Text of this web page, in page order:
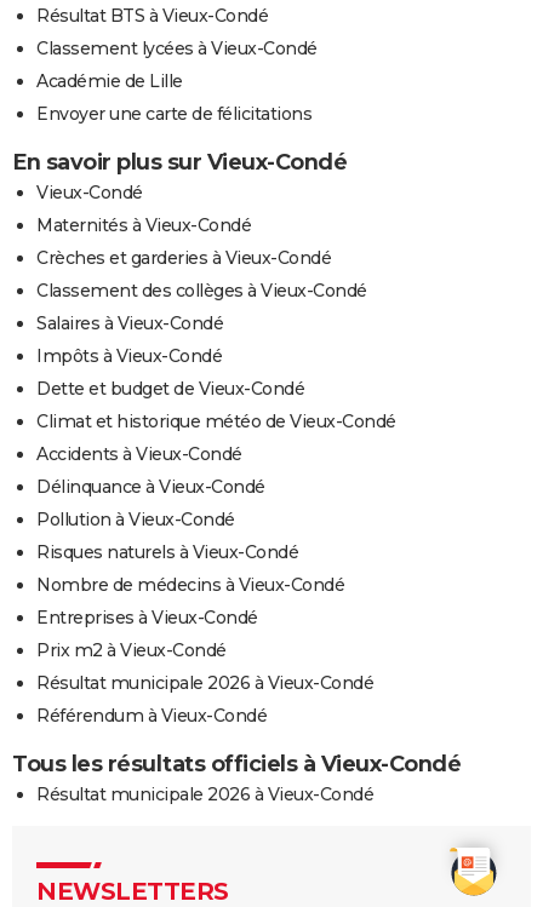
Résultat BTS à Vieux-Condé
Classement lycées à Vieux-Condé
Académie de Lille
Envoyer une carte de félicitations
En savoir plus sur Vieux-Condé
Vieux-Condé
Maternités à Vieux-Condé
Crèches et garderies à Vieux-Condé
Classement des collèges à Vieux-Condé
Salaires à Vieux-Condé
Impôts à Vieux-Condé
Dette et budget de Vieux-Condé
Climat et historique météo de Vieux-Condé
Accidents à Vieux-Condé
Délinquance à Vieux-Condé
Pollution à Vieux-Condé
Risques naturels à Vieux-Condé
Nombre de médecins à Vieux-Condé
Entreprises à Vieux-Condé
Prix m2 à Vieux-Condé
Résultat municipale 2026 à Vieux-Condé
Référendum à Vieux-Condé
Tous les résultats officiels à Vieux-Condé
Résultat municipale 2026 à Vieux-Condé
NEWSLETTERS